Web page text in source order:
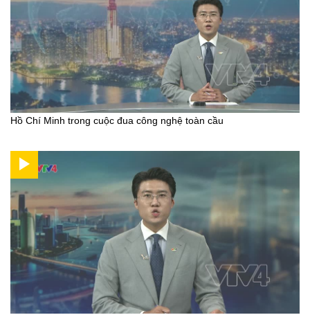
Hồ Chí Minh trong cuộc đua công nghệ toàn cầu